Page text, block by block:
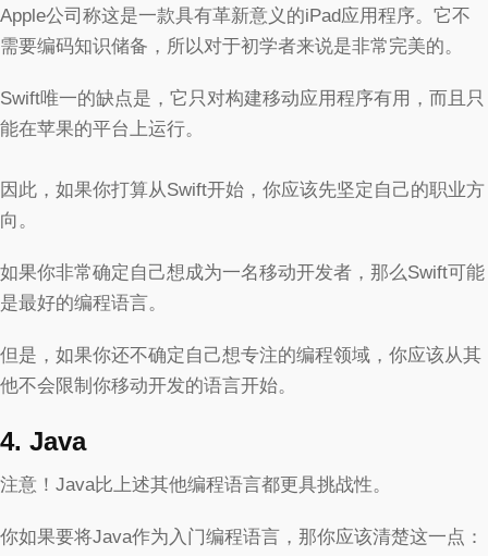
Apple公司称这是一款具有革新意义的iPad应用程序。它不
需要编码知识储备，所以对于初学者来说是非常完美的。
Swift唯一的缺点是，它只对构建移动应用程序有用，而且只
能在苹果的平台上运行。
因此，如果你打算从Swift开始，你应该先坚定自己的职业方
向。
如果你非常确定自己想成为一名移动开发者，那么Swift可能
是最好的编程语言。
但是，如果你还不确定自己想专注的编程领域，你应该从其
他不会限制你移动开发的语言开始。
4. Java
注意！Java比上述其他编程语言都更具挑战性。
你如果要将Java作为入门编程语言，那你应该清楚这一点：